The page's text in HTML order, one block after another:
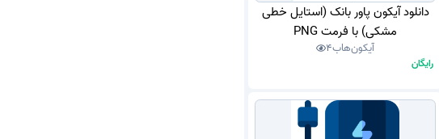
دانلود آیکون پاور بانک (استایل خطی
مشکی) با فرمت PNG
آیکون‌هاب4
رایگان